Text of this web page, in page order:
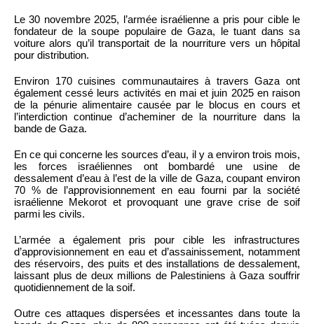
Le 30 novembre 2025, l’armée israélienne a pris pour cible le
fondateur de la soupe populaire de Gaza, le tuant dans sa
voiture alors qu’il transportait de la nourriture vers un hôpital
pour distribution.
Environ 170 cuisines communautaires à travers Gaza ont
également cessé leurs activités en mai et juin 2025 en raison
de la pénurie alimentaire causée par le blocus en cours et
l’interdiction continue d’acheminer de la nourriture dans la
bande de Gaza.
En ce qui concerne les sources d’eau, il y a environ trois mois,
les forces israéliennes ont bombardé une usine de
dessalement d’eau à l’est de la ville de Gaza, coupant environ
70 % de l’approvisionnement en eau fourni par la société
israélienne Mekorot et provoquant une grave crise de soif
parmi les civils.
L’armée a également pris pour cible les infrastructures
d’approvisionnement en eau et d’assainissement, notamment
des réservoirs, des puits et des installations de dessalement,
laissant plus de deux millions de Palestiniens à Gaza souffrir
quotidiennement de la soif.
Outre ces attaques dispersées et incessantes dans toute la